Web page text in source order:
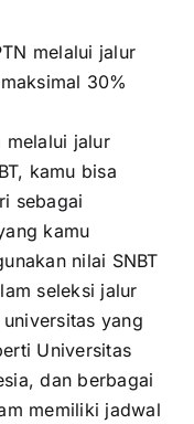
melalui jalur
30%
melalui jalur
kamu bisa
sebagai
kamu
nilai SNBT
seleksi jalur
yang
Universitas
dan berbagai
memiliki jadwal